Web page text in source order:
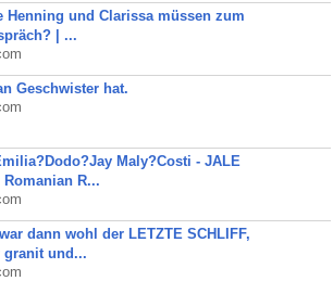
Henning und Clarissa müssen zum
| ...
Geschwister hat.
Maly?Costi - JALE
Romanian R...
dann wohl der LETZTE SCHLIFF,
granit und...